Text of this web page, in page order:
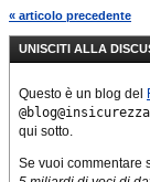
« articolo precedente
UNISCITI ALLA
Questo è un blog del
qui sotto.
Se vuoi commentare